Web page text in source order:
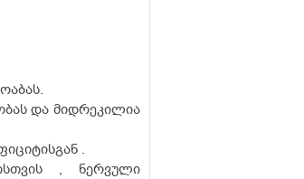
და მიდრეკილია
.
, ნერვული